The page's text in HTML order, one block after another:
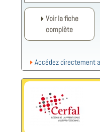
Voir la fiche
complète
Accédez directement